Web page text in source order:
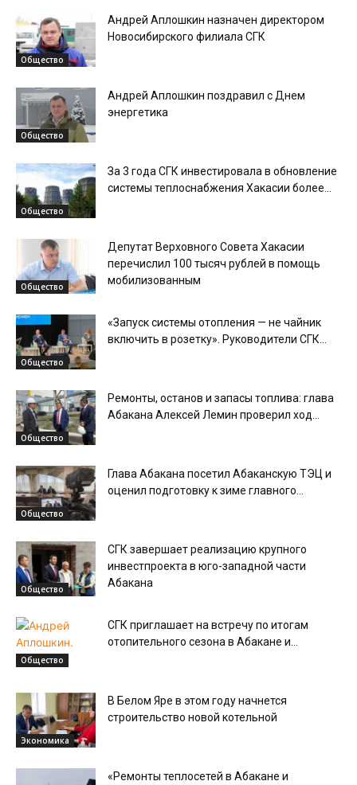
Общество
Андрей Аплошкин назначен директором
Новосибирского филиала СГК
Общество
Андрей Аплошкин поздравил с Днем
энергетика
Общество
За 3 года СГК инвестировала в обновление
системы теплоснабжения Хакасии более...
Общество
Депутат Верховного Совета Хакасии
перечислил 100 тысяч рублей в помощь
мобилизованным
Общество
«Запуск системы отопления — не чайник
включить в розетку». Руководители СГК...
Общество
Ремонты, останов и запасы топлива: глава
Абакана Алексей Лемин проверил ход...
Общество
Глава Абакана посетил Абаканскую ТЭЦ и
оценил подготовку к зиме главного...
Общество
СГК завершает реализацию крупного
инвестпроекта в юго-западной части
Абакана
Общество
СГК приглашает на встречу по итогам
отопительного сезона в Абакане и...
Экономика
В Белом Яре в этом году начнется
строительство новой котельной
«Ремонты теплосетей в Абакане и